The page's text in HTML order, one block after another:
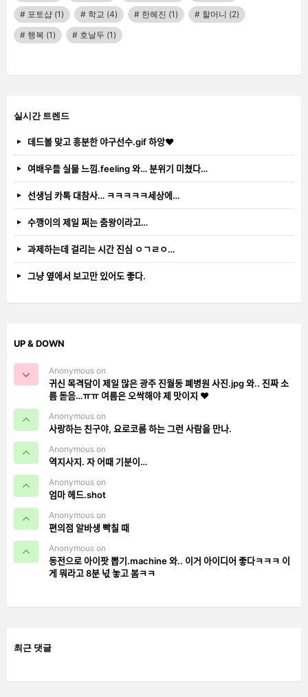
포토샵 (1) 학교 (4) 한혜진 (1) 할머니 (2)
행복 (1) 호날두 (1)
실시간 트렌드
데드볼 맞고 흥분한 야구선수.gif 하앙❤️
여배우들 실물 느낌.feeling 와… 분위기 미쳤다…
선생님 카톡 대참사… ㅋㅋㅋㅋㅋ세상에…
수깽이의 제일 쩌는 춤왕이라고…
과제하는데 걸리는 시간 진심 ㅇㄱㄹㅇ…
그냥 옆에서 보고만 있어도 좋다.
UP & DOWN
Anonymous on
귀신 목격담이 제일 많은 광주 진월동 폐병원 사진.jpg 와.. 진짜 소
름 돋음…ㅠㅠ 여름은 오싹해야 제 맛이지 ❤️
Anonymous on
사랑하는 친구야, 요로코롬 하는 그런 사람을 만나.
Anonymous on
역지사지. 자 어때 기분이…
Anonymous on
엄마 헤드.shot
Anonymous on
편의점 알바생 빡칠 때
Anonymous on
동전으로 아이팟 뽑기.machine 와.. 이거 아이디어 좋다ㅋㅋㅋ 이
게 뭐라고 8분 넋 놓고 봄ㅋㅋ
최근 댓글